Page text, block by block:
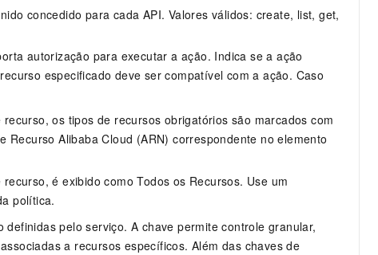
concedido para cada API. Valores válidos: create, list, get,
autorização para executar a ação. Indica se a ação
especificado deve ser compatível com a ação. Caso
os tipos de recursos obrigatórios são marcados com
Recurso Alibaba Cloud (ARN) correspondente no elemento
é exibido como Todos os Recursos. Use um
política.
pelo serviço. A chave permite controle granular,
a recursos específicos. Além das chaves de